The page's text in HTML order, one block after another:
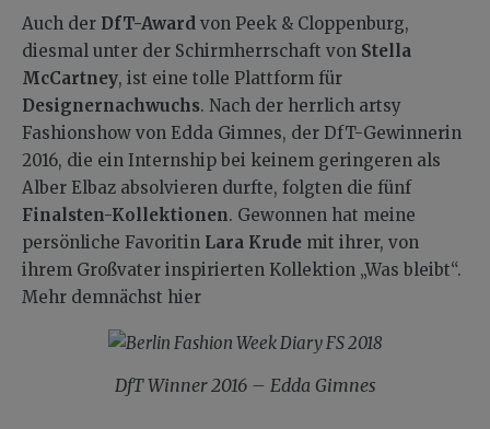
Auch der DfT-Award von Peek & Cloppenburg,
diesmal unter der Schirmherrschaft von Stella
McCartney, ist eine tolle Plattform für
Designernachwuchs. Nach der herrlich artsy
Fashionshow von Edda Gimnes, der DfT-Gewinnerin
2016, die ein Internship bei keinem geringeren als
Alber Elbaz absolvieren durfte, folgten die fünf
Finalsten-Kollektionen. Gewonnen hat meine
persönliche Favoritin Lara Krude mit ihrer, von
ihrem Großvater inspirierten Kollektion „Was bleibt“.
Mehr demnächst hier
DfT Winner 2016 – Edda Gimnes